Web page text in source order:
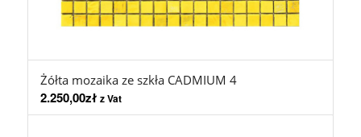
Żółta mozaika ze szkła CADMIUM 4
2.250,00zł z Vat